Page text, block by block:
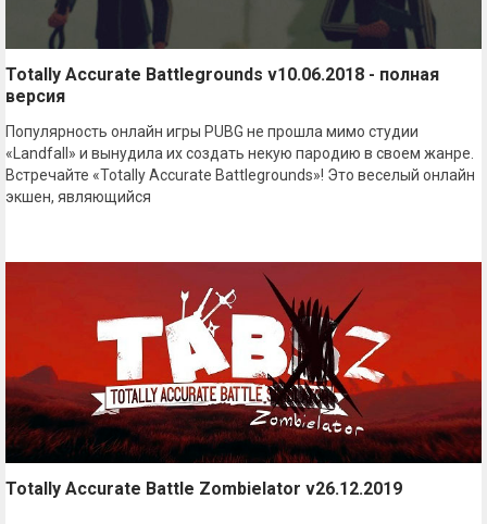
Totally Accurate Battlegrounds v10.06.2018 - полная
версия
Популярность онлайн игры PUBG не прошла мимо студии
«Landfall» и вынудила их создать некую пародию в своем жанре.
Встречайте «Totally Accurate Battlegrounds»! Это веселый онлайн
экшен, являющийся
Totally Accurate Battle Zombielator v26.12.2019